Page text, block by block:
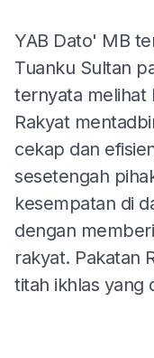
YAB Dato' MB
Tuanku Sultan
ternyata melihat
Rakyat
cekap dan
sesetengah
kesempatan di
dengan
rakyat. Pakatan
titah ikhlas yang